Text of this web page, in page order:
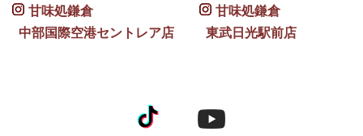
甘味処鎌倉
中部国際空港セントレア店
甘味処鎌倉
東武日光駅前店